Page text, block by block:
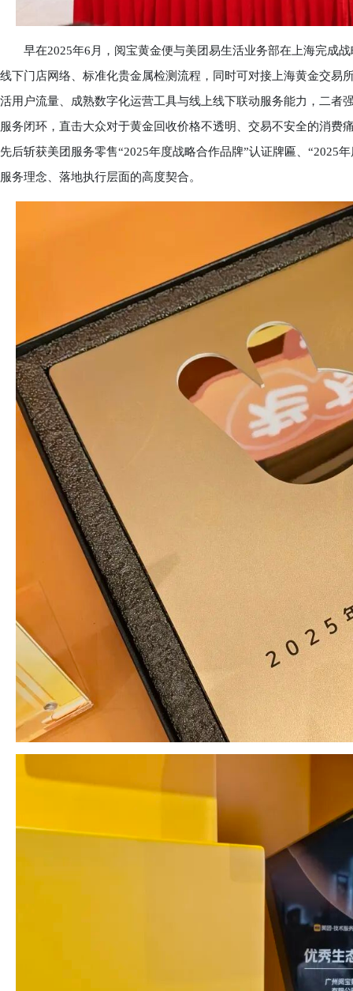
早在2025年6月，阅宝黄金便与美团易生活业务部在上海完成战
线下门店网络、标准化贵金属检测流程，同时可对接上海黄金交易
活用户流量、成熟数字化运营工具与线上线下联动服务能力，二者
服务闭环，直击大众对于黄金回收价格不透明、交易不安全的消
先后斩获美团服务零售“2025年度战略合作品牌”认证牌匾、“2025
服务理念、落地执行层面的高度契合。